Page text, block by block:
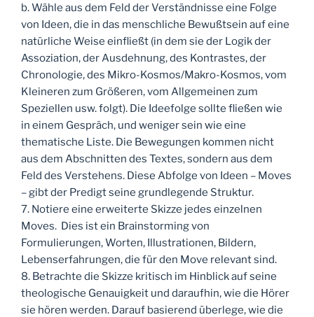
b. Wähle aus dem Feld der Verständnisse eine Folge
von Ideen, die in das menschliche Bewußtsein auf eine
natürliche Weise einfließt (in dem sie der Logik der
Assoziation, der Ausdehnung, des Kontrastes, der
Chronologie, des Mikro-Kosmos/Makro-Kosmos, vom
Kleineren zum Größeren, vom Allgemeinen zum
Speziellen usw. folgt). Die Ideefolge sollte fließen wie
in einem Gespräch, und weniger sein wie eine
thematische Liste. Die Bewegungen kommen nicht
aus dem Abschnitten des Textes, sondern aus dem
Feld des Verstehens. Diese Abfolge von Ideen – Moves
– gibt der Predigt seine grundlegende Struktur.
7. Notiere eine erweiterte Skizze jedes einzelnen
Moves. Dies ist ein Brainstorming von
Formulierungen, Worten, Illustrationen, Bildern,
Lebenserfahrungen, die für den Move relevant sind.
8. Betrachte die Skizze kritisch im Hinblick auf seine
theologische Genauigkeit und daraufhin, wie die Hörer
sie hören werden. Darauf basierend überlege, wie die